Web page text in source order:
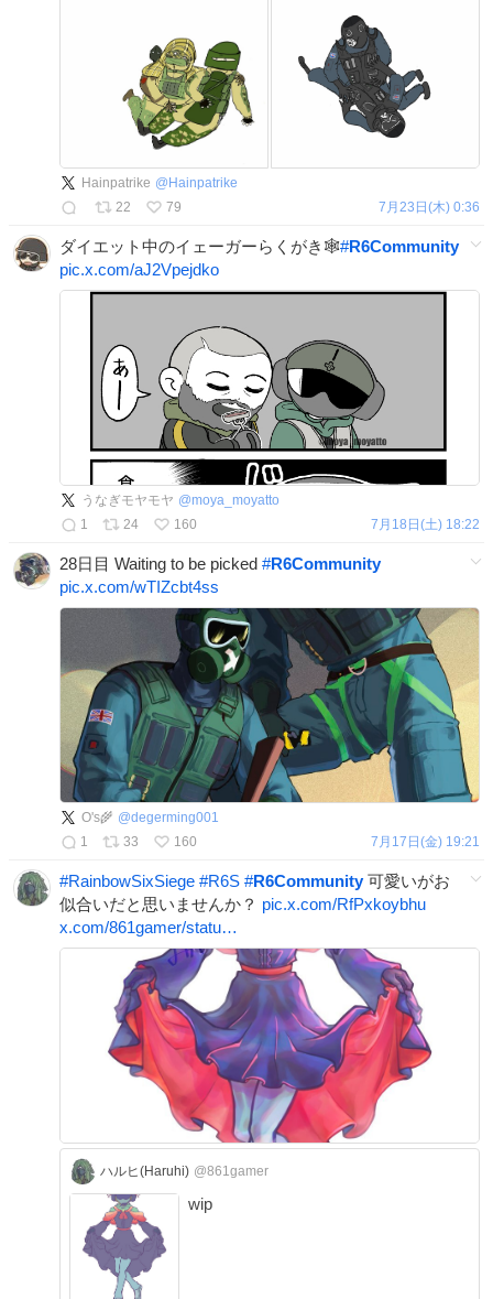
Hainpatrike @ Hainpatrike
22
79 7月23日(木) 0:36
ダイエット中のイェーガーらくがき🕸️#R6Community
pic.x.com/aJ2Vpejdko
うなぎモヤモヤ @moya_moyatto
1
24 160 7月18日(土) 18:22
28日目 Waiting to be picked #R6Community
pic.x.com/wTIZcbt4ss
O's🌾 @degerming001
1
33 160 7月17日(金) 19:21
#RainbowSixSiege #R6S #R6Community 可愛いがお
似合いだと思いませんか？ pic.x.com/RfPxkoybhu
x.com/861gamer/statu…
ハルヒ(Haruhi) @861gamer
wip